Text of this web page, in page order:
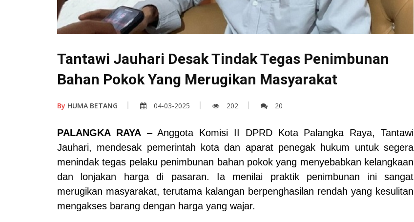
Tantawi Jauhari Desak Tindak Tegas Penimbunan
Bahan Pokok Yang Merugikan Masyarakat
By HUMA BETANG 04-03-2025 202 20
PALANGKA RAYA– Anggota Komisi II DPRD Kota Palangka Raya, Tantawi
Jauhari, mendesak pemerintah kota dan aparat penegak hukum untuk segera
menindak tegas pelaku penimbunan bahan pokok yang menyebabkan kelangkaan
dan lonjakan harga di pasaran. Ia menilai praktik penimbunan ini sangat
merugikan masyarakat, terutama kalangan berpenghasilan rendah yang kesulitan
mengakses barang dengan harga yang wajar.